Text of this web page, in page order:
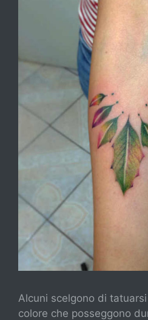
Alcuni scelgono di
colore che posseggono